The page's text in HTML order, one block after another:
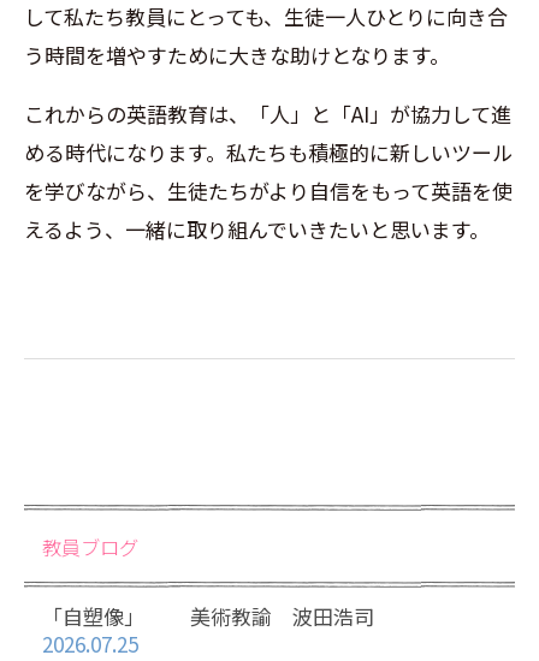
して私たち教員にとっても、生徒一人ひとりに向き合
う時間を増やすために大きな助けとなります。
これからの英語教育は、「人」と「AI」が協力して進
める時代になります。私たちも積極的に新しいツール
を学びながら、生徒たちがより自信をもって英語を使
えるよう、一緒に取り組んでいきたいと思います。
教員ブログ
「自塑像」 美術教諭 波田浩司
2026.07.25